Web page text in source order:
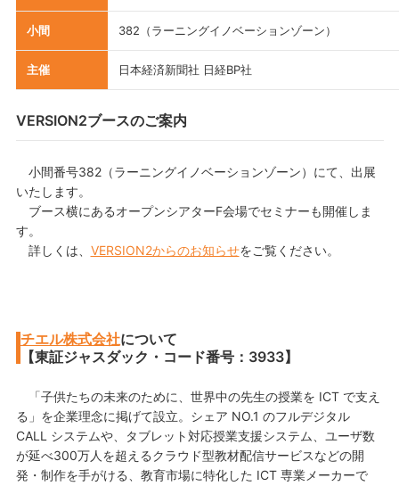
小間 382（ラーニングイノベーションゾーン）
主催 日本経済新聞社 日経BP社
VERSION2ブースのご案内
小間番号382（ラーニングイノベーションゾーン）にて、出展
いたします。
ブース横にあるオープンシアターF会場でセミナーも開催しま
す。
詳しくは、 VERSION2からのお知らせをご覧ください。
チエル株式会社について
【東証ジャスダック・コード番号：3933】
「子供たちの未来のために、世界中の先生の授業を ICT で支え
る」を企業理念に掲げて設立。シェア NO.1 のフルデジタル
CALL システムや、タブレット対応授業支援システム、ユーザ数
が延べ300万人を超えるクラウド型教材配信サービスなどの開
発・制作を手がける、教育市場に特化した ICT 専業メーカーで